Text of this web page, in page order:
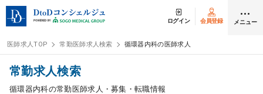
ログイン 会員登録 メニュー
ログイン
医師求人TOP 常勤医師求人検索 循環器内科の医師求人
常勤求人検索
循環器内科の常勤医師求人・募集・転職情報